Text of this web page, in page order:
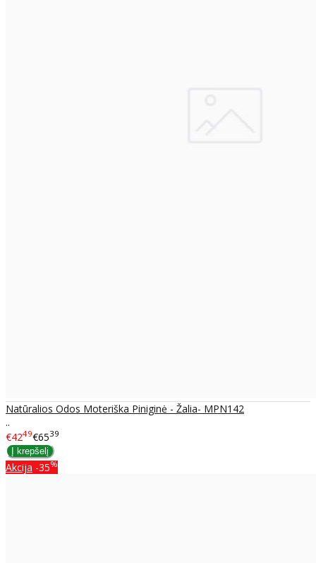
Natūralios Odos Moteriška Piniginė - Žalia- MPN142
..
€4249€6539
Akcija -35%